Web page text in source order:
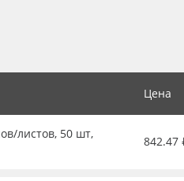
Цена
листов, 50 шт,
842.47